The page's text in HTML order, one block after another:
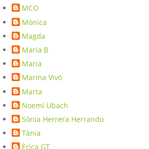
MCO
Mònica
Magda
Maria B
Maria
Marina Vivó
Marta
Noemí Ubach
Sònia Herrera Herrando
Tània
Èrica GT